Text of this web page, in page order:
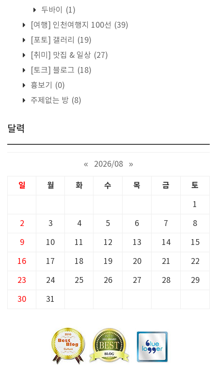
두바이
(1)
[여행] 인천여행지 100선 (39)
[포토] 갤러리
(19)
[취미] 맛집 & 일상 (27)
[토크] 블로그 (18)
흉보기
(0)
주제없는 방 (8)
달력
« 2026/08 »
일 월 화 수 목 금 토
1
2 3 4 5 6 7 8
9 10 11 12 13 14 15
16 17 18 19 20 21 22
23 24 25 26 27 28 29
30 31